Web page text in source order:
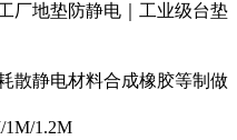
厂地垫防静电｜工业级台垫
散静电材料合成橡胶等制做
1M/1.2M